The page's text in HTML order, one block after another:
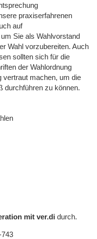
praxiserfahrenen
auf
Sie als Wahlvorstand
Wahl vorzubereiten. Auch
sollten sich für die
der Wahlordnung
vertraut machen, um die
durchführen zu können.
mit ver.di durch.